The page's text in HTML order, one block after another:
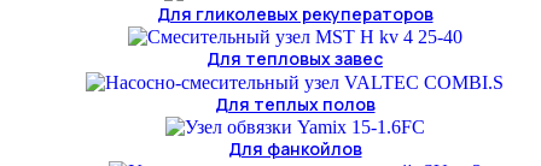
Для гликолевых рекуператоров
Для тепловых завес
Для теплых полов
Для фанкойлов